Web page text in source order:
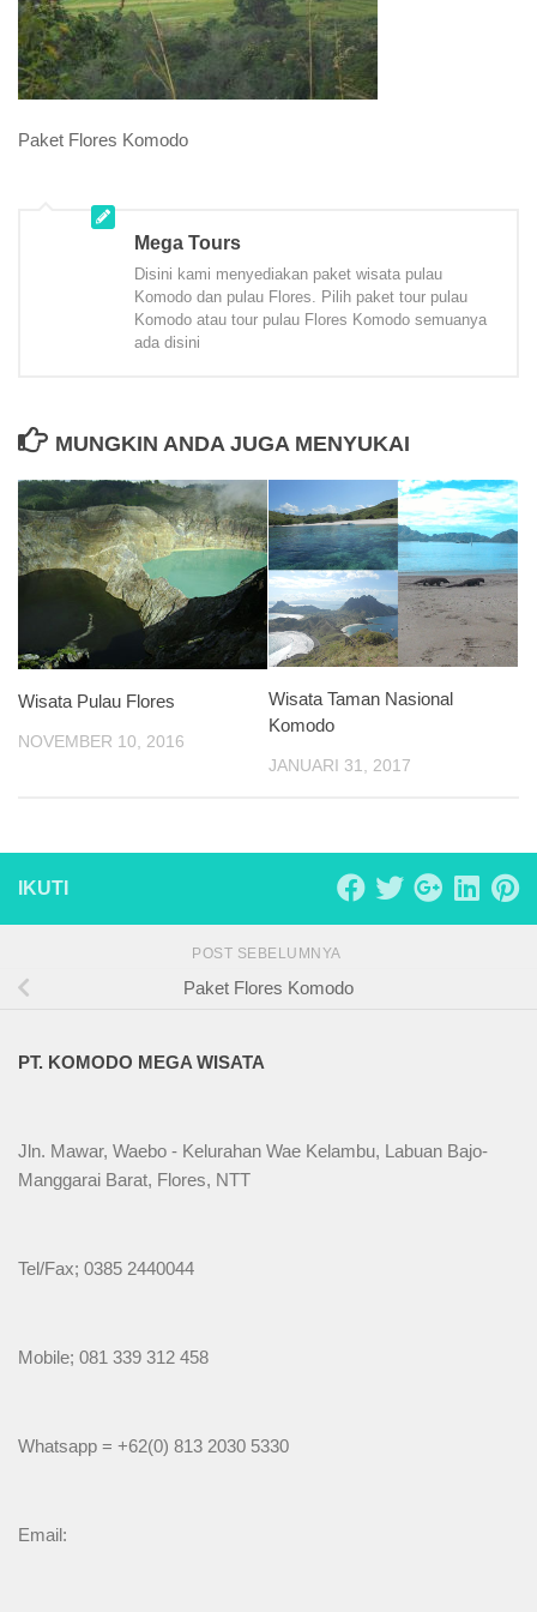
Paket Flores Komodo
Mega Tours
Disini kami menyediakan paket wisata pulau
Komodo dan pulau Flores. Pilih paket tour pulau
Komodo atau tour pulau Flores Komodo semuanya
ada disini
MUNGKIN ANDA JUGA MENYUKAI
Wisata Pulau Flores
NOVEMBER 10, 2016
Wisata Taman Nasional
Komodo
JANUARI 31, 2017
IKUTI
POST SEBELUMNYA
Paket Flores Komodo
PT. KOMODO MEGA WISATA
Jln. Mawar, Waebo - Kelurahan Wae Kelambu, Labuan Bajo-
Manggarai Barat, Flores, NTT
Tel/Fax; 0385 2440044
Mobile; 081 339 312 458
Whatsapp = +62(0) 813 2030 5330
Email: